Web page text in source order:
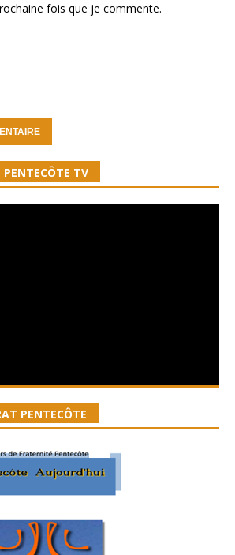
fois que je commente.
PENTECÔTE TV
PENTECÔTE